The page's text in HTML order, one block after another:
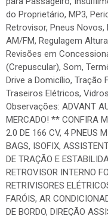
do Proprietário, MP3,
Retrovisor, Pneus Novos,
AM/FM, Regulagem
Revisões em
(Crepuscular), Som,
Drive a Domicílio, Tração
Traseiros Elétricos,
Observações: ADVANT
MERCADO! ** CONFIRA
2.0 DE 166 CV, 4 PNEUS
BAGS, ISOFIX,
DE TRAÇÃO E
RETROVISOR INTERNO
RETRIVISORES
FARÓIS, AR
DE BORDO, DIREÇÃO